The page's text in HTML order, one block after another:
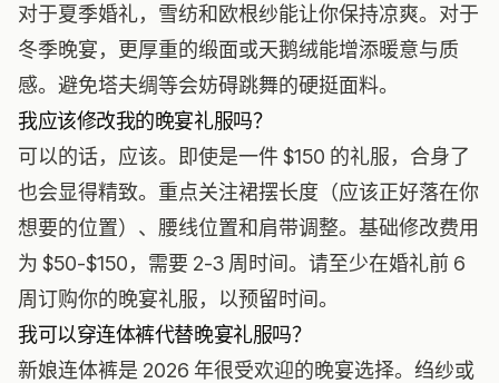
对于夏季婚礼，雪纺和欧根纱能让你保持凉爽。对于
冬季晚宴，更厚重的缎面或天鹅绒能增添暖意与质
感。避免塔夫绸等会妨碍跳舞的硬挺面料。
我应该修改我的晚宴礼服吗？
可以的话，应该。即使是一件 $150 的礼服，合身了
也会显得精致。重点关注裙摆长度（应该正好落在你
想要的位置）、腰线位置和肩带调整。基础修改费用
为 $50-$150，需要 2-3 周时间。请至少在婚礼前 6
周订购你的晚宴礼服，以预留时间。
我可以穿连体裤代替晚宴礼服吗？
新娘连体裤是 2026 年很受欢迎的晚宴选择。绉纱或